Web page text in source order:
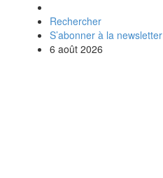
Rechercher
S’abonner à la newsletter
6 août 2026